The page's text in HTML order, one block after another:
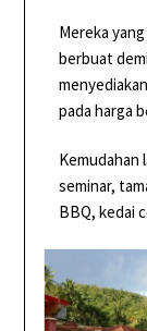
Mereka
berbuat
pada harga
Kemudahan
seminar,
BBQ, kedai